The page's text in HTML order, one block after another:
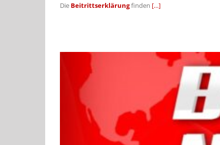
Die Beitrittserklärungfinden […]